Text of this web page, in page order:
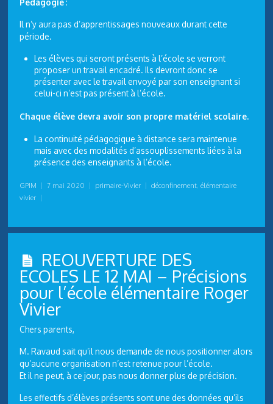
Il n’y aura pas d’apprentissages nouveaux durant cette
période.
Les élèves qui seront présents à l’école se verront
proposer un travail encadré. Ils devront donc se
présenter avec le travail envoyé par son enseignant si
celui-ci n’est pas présent à l’école.
Chaque élève devra avoir son propre matériel scolaire.
La continuité pédagogique à distance sera maintenue
mais avec des modalités d’assouplissements liées à la
présence des enseignants à l’école.
GPIM | 7 mai 2020 | primaire-Vivier | déconfinement,élémentaire
vivier |
REOUVERTURE DES
ECOLES LE 12 MAI – Précisions
pour l’école élémentaire Roger
Vivier
Chers parents,
M. Ravaud sait qu’il nous demande de nous positionner alors
qu’aucune organisation n’est retenue pour l’école.
Et il ne peut, à ce jour, pas nous donner plus de précision.
Les effectifs d’élèves présents sont une des données qu’ils